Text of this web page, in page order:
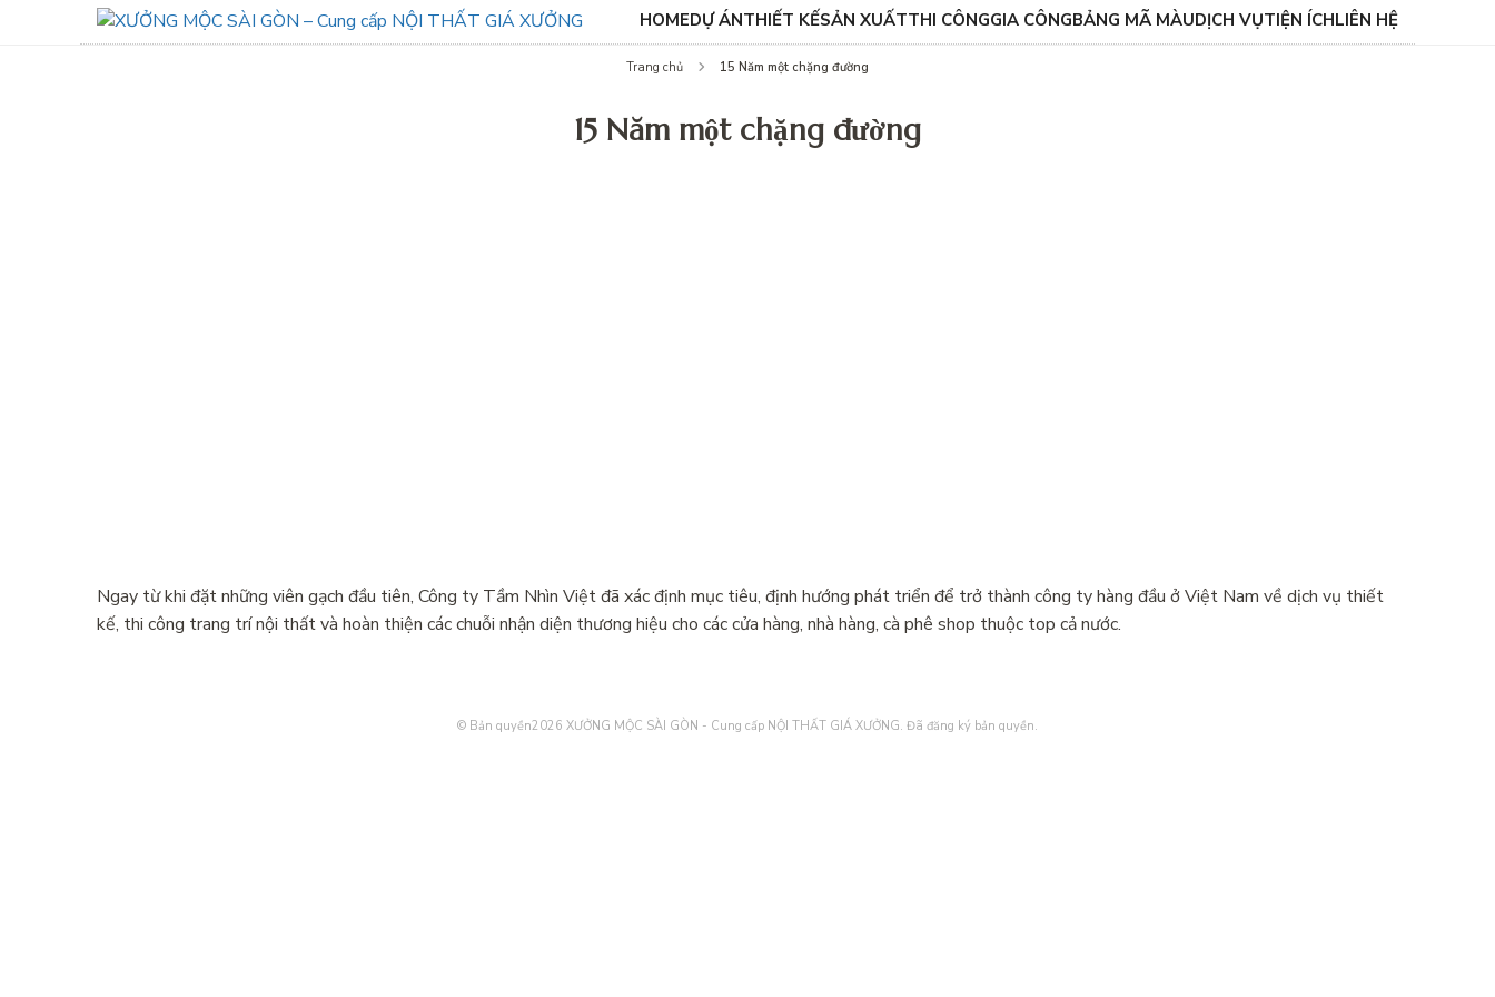
HOMEDỰ ÁNTHIẾT KẾSẢN XUẤTTHI CÔNGGIA CÔNGBẢNG MÃ MÀUDỊCH VỤTIỆN ÍCHLIÊN HỆ
Trang chủ 15 Năm một chặng đường
15 Năm một chặng đường
Ngay từ khi đặt những viên gạch đầu tiên, Công ty Tầm Nhìn Việt đã xác định mục tiêu, định hướng phát triển để trở thành công ty hàng đầu ở Việt Nam về dịch vụ thiết
kế, thi công trang trí nội thất và hoàn thiện các chuỗi nhận diện thương hiệu cho các cửa hàng, nhà hàng, cà phê shop thuộc top cả nước.
© Bản quyền2026 XƯỞNG MỘC SÀI GÒN - Cung cấp NỘI THẤT GIÁ XƯỞNG. Đã đăng ký bản quyền.